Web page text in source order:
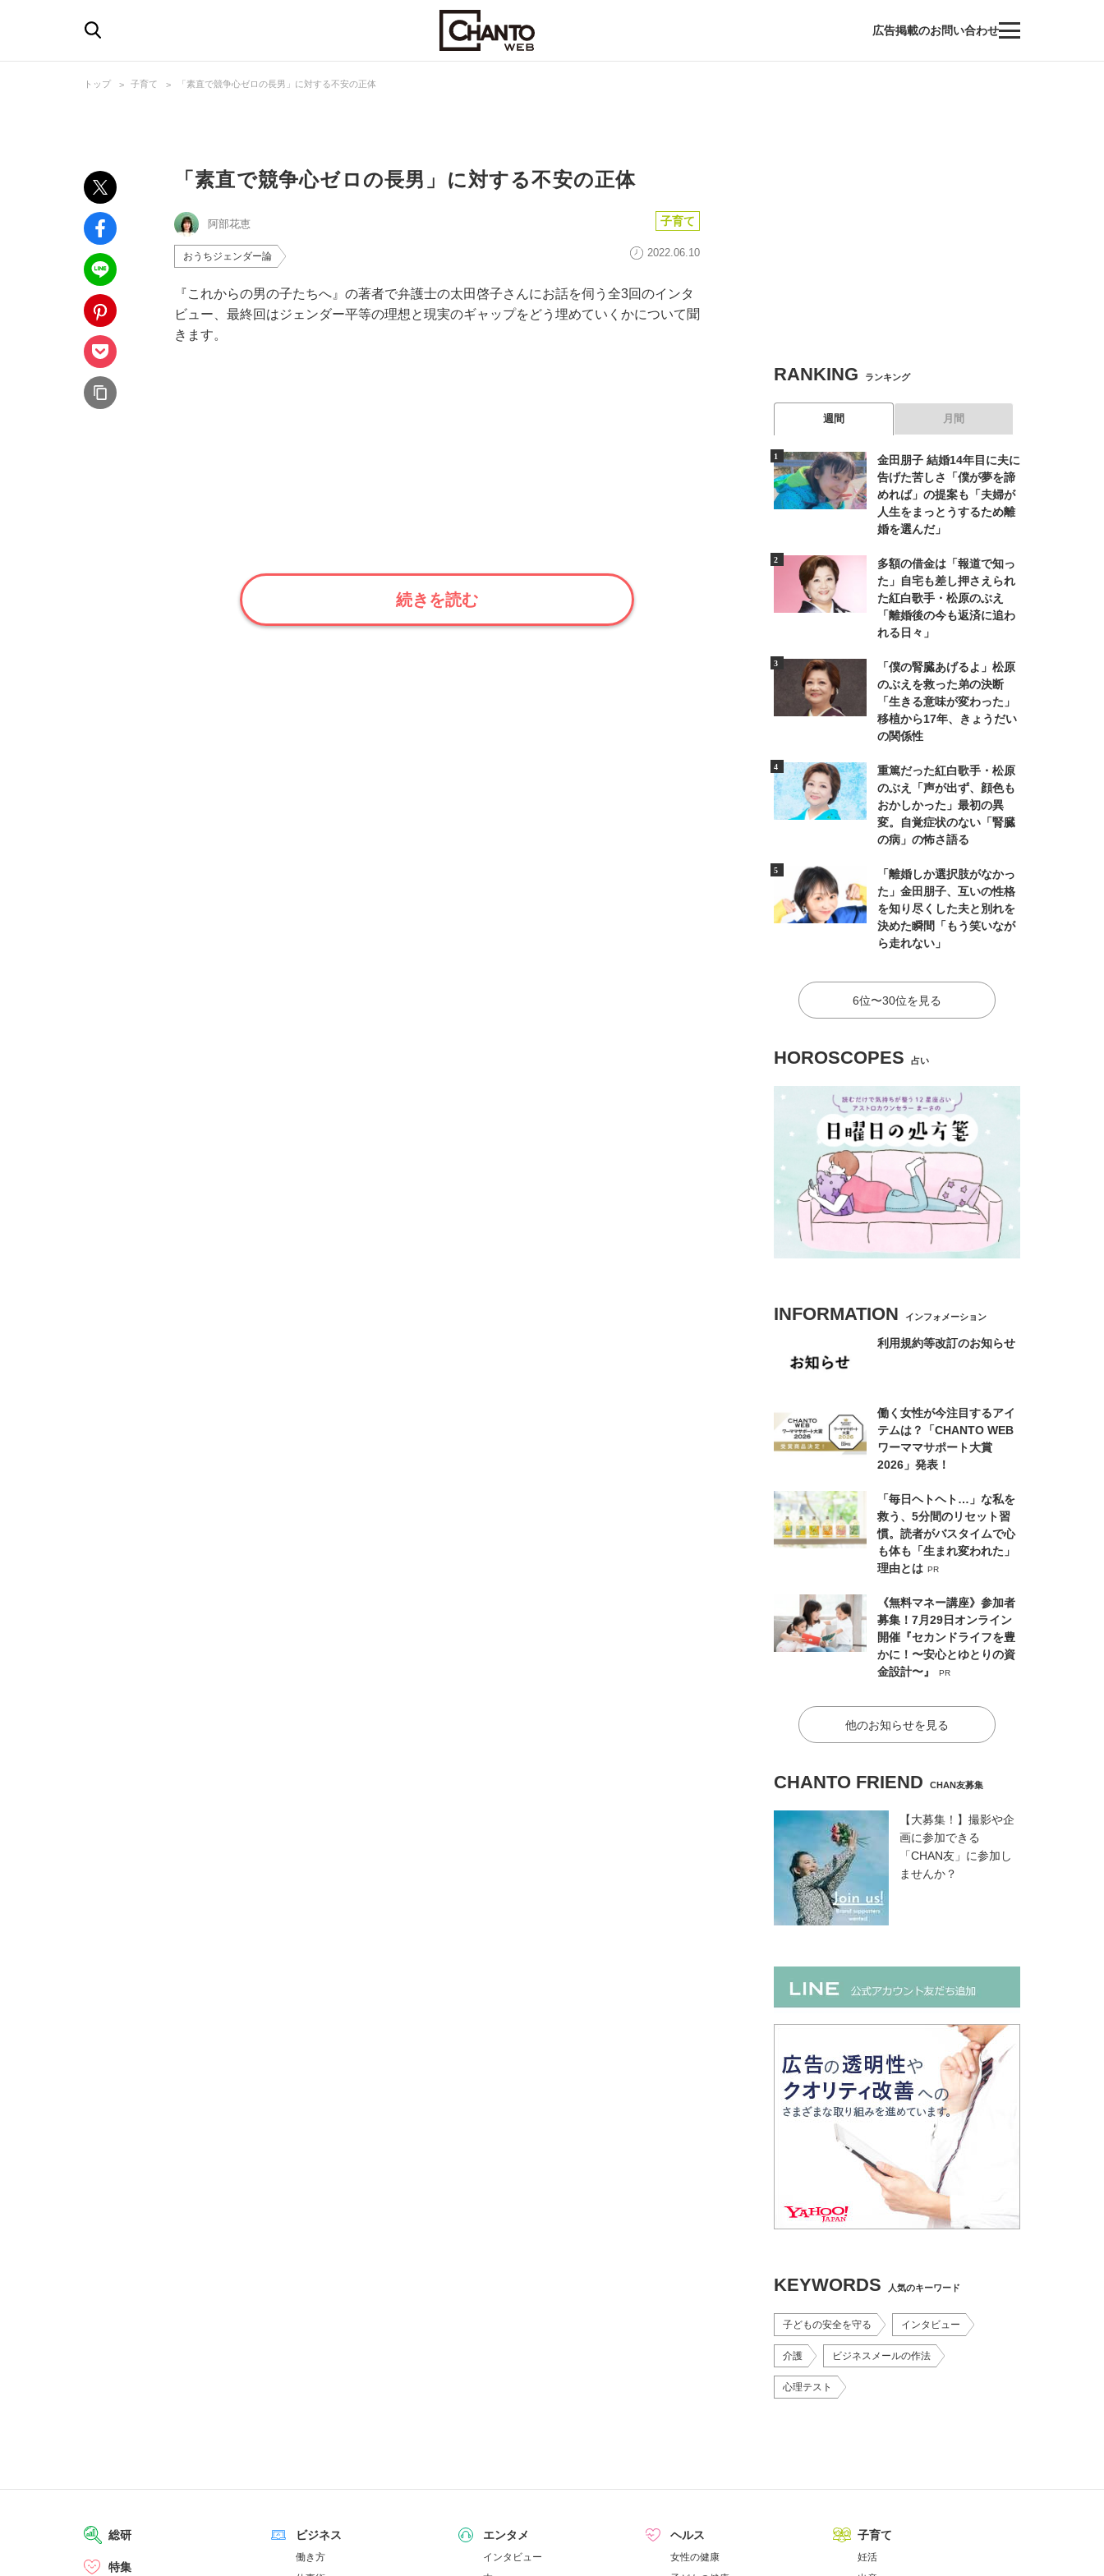
広告掲載のお問い合わせ
トップ 子育て 「素直で競争心ゼロの長男」に対する不安の正体
「素直で競争心ゼロの長男」に対する不安の正体
阿部花恵 子育て
おうちジェンダー論 2022.06.10
『これからの男の子たちへ』の著者で弁護士の太田啓子さんにお話を伺う全3回のインタ
ビュー、最終回はジェンダー平等の理想と現実のギャップをどう埋めていくかについて聞
きます。
続きを読む
RANKING ランキング
週間 月間
金田朋子 結婚14年目に夫に
告げた苦しさ「僕が夢を諦
めれば」の提案も「夫婦が
人生をまっとうするため離
婚を選んだ」
多額の借金は「報道で知っ
た」自宅も差し押さえられ
た紅白歌手・松原のぶえ
「離婚後の今も返済に追わ
れる日々」
「僕の腎臓あげるよ」松原
のぶえを救った弟の決断
「生きる意味が変わった」
移植から17年、きょうだい
の関係性
重篤だった紅白歌手・松原
のぶえ「声が出ず、顔色も
おかしかった」最初の異
変。自覚症状のない「腎臓
の病」の怖さ語る
「離婚しか選択肢がなかっ
た」金田朋子、互いの性格
を知り尽くした夫と別れを
決めた瞬間「もう笑いなが
ら走れない」
6位〜30位を見る
HOROSCOPES 占い
INFORMATION インフォメーション
利用規約等改訂のお知らせ
働く女性が今注目するアイ
テムは？「CHANTO WEB
ワーママサポート大賞
2026」発表！
「毎日ヘトヘト…」な私を
救う、5分間のリセット習
慣。読者がバスタイムで心
も体も「生まれ変われた」
理由とは PR
《無料マネー講座》参加者
募集！7月29日オンライン
開催『セカンドライフを豊
かに！〜安心とゆとりの資
金設計〜』
PR
他のお知らせを見る
CHANTO FRIEND CHAN友募集
【大募集！】撮影や企
画に参加できる
「CHAN友」に参加し
ませんか？
KEYWORDS 人気のキーワード
子どもの安全を守る インタビュー
介護 ビジネスメールの作法
心理テスト
総研
特集
ビジネス
働き方
エンタメ
インタビュー
ヘルス
女性の健康
子育て
妊活